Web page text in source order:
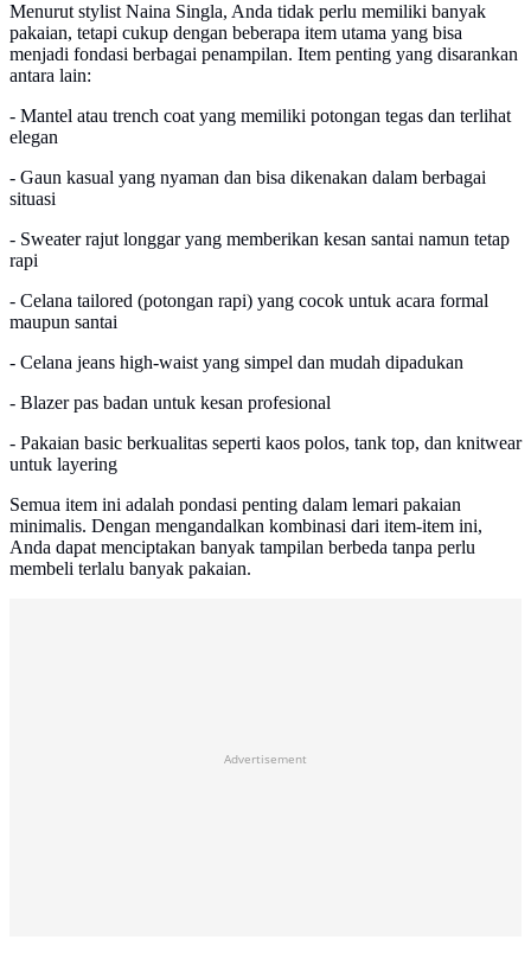
Menurut stylist Naina Singla, Anda tidak perlu memiliki banyak
pakaian, tetapi cukup dengan beberapa item utama yang bisa
menjadi fondasi berbagai penampilan. Item penting yang disarankan
antara lain:
- Mantel atau trench coat yang memiliki potongan tegas dan terlihat
elegan
- Gaun kasual yang nyaman dan bisa dikenakan dalam berbagai
situasi
- Sweater rajut longgar yang memberikan kesan santai namun tetap
rapi
- Celana tailored (potongan rapi) yang cocok untuk acara formal
maupun santai
- Celana jeans high-waist yang simpel dan mudah dipadukan
- Blazer pas badan untuk kesan profesional
- Pakaian basic berkualitas seperti kaos polos, tank top, dan knitwear
untuk layering
Semua item ini adalah pondasi penting dalam lemari pakaian
minimalis. Dengan mengandalkan kombinasi dari item-item ini,
Anda dapat menciptakan banyak tampilan berbeda tanpa perlu
membeli terlalu banyak pakaian.
Advertisement